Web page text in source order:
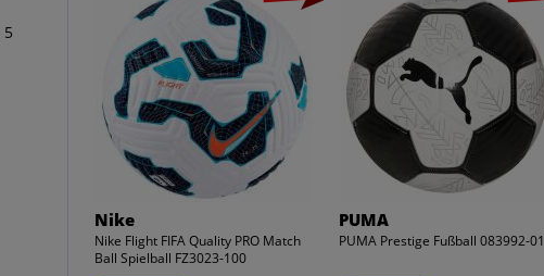
Nike
Nike Flight FIFA Quality PRO Match
Ball Spielball FZ3023-100
PUMA
PUMA Prestige Fußball 083992-01